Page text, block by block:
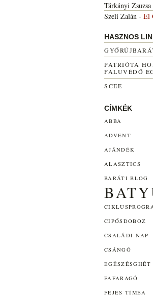
Tárkányi Zsuzsa
Szeli Zalán - El
HASZNOS
PATRIÓTA
FALUVÉDŐ
SCEE
CÍMKÉK
ABBA
ADVENT
AJÁNDÉK
ALASZTICS
BARÁTI BLOG
CIPŐSDOBOZ
CSALÁDI NAP
CSÁNGÓ
EGÉSZÉSGHÉT
FAFARAGÓ
FEJES TÍMEA